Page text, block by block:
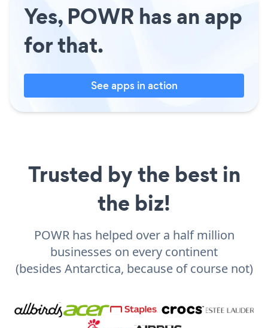
Yes, POWR has an app
for that.
See apps in action
Trusted by the best in
the biz!
POWR has helped over a half million
businesses on every continent
(besides Antarctica, because of course not)